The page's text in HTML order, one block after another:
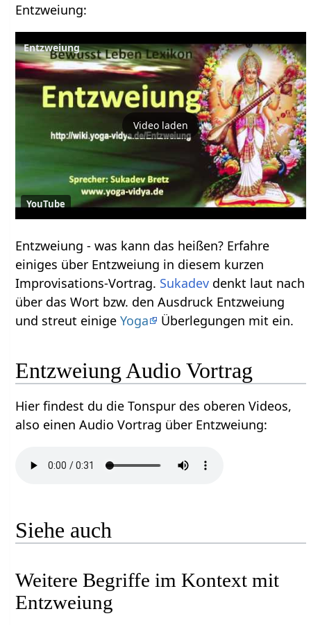
Entzweiung‏‎:
Entzweiung
Video laden
YouTube
Entzweiung‏‎ - was kann das heißen? Erfahre
einiges über Entzweiung‏‎ in diesem kurzen
Improvisations-Vortrag. Sukadev denkt laut nach
über das Wort bzw. den Ausdruck Entzweiung‏‎
und streut einigeYoga Überlegungen mit ein.
Entzweiung‏‎ Audio Vortrag
Hier findest du die Tonspur des oberen Videos,
also einen Audio Vortrag über Entzweiung‏‎:
Siehe auch
Weitere Begriffe im Kontext mit